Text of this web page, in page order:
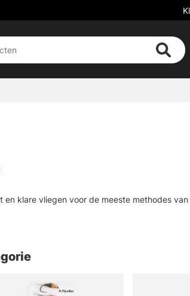
klare vliegen voor de meeste methodes
dat je een beetje weet over de vlieg die je